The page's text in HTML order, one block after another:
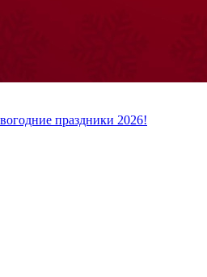
праздники 2026!